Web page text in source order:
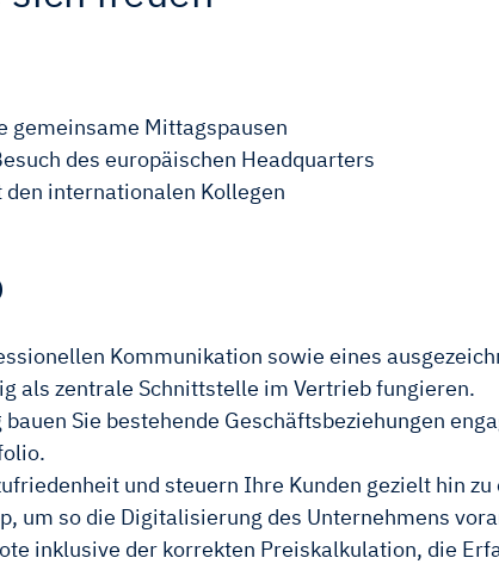
gemeinsame Mittagspausen
des europäischen Headquarters
internationalen Kollegen
Kommunikation sowie eines
als zentrale Schnittstelle im Vertrieb fungieren.
Sie bestehende Geschäftsbeziehungen
und steuern Ihre Kunden gezielt hin
um so die Digitalisierung des Unternehmens
inklusive der korrekten Preiskalkulation, die